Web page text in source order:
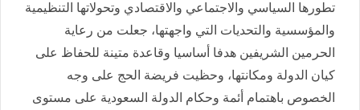
تطورها السياسي والاجتماعي والاقتصادي وتحولاتها التنظيمية
والمؤسسية والتحديات التي واجهتها، جعلت من رعاية
الحرمين الشريفين هدفا أساسيا وقاعدة متينة للحفاظ على
كيان الدولة ومكانتها، وحظيت فريضة الحج على وجه
الخصوص باهتمام أئمة وحكام الدولة السعودية على مستوى